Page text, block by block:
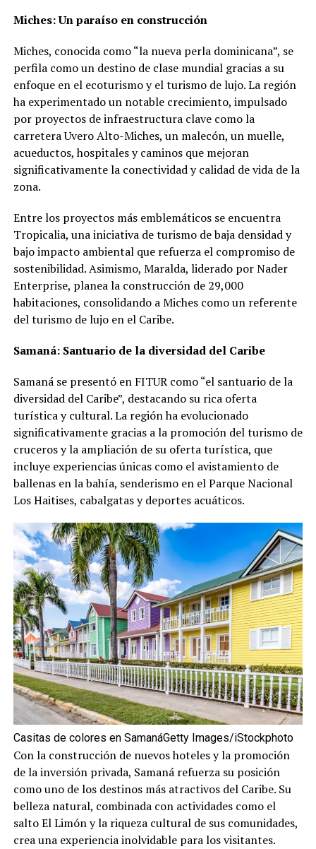
Miches: Un paraíso en construcción
Miches, conocida como “la nueva perla dominicana”, se
perfila como un destino de clase mundial gracias a su
enfoque en el ecoturismo y el turismo de lujo. La región
ha experimentado un notable crecimiento, impulsado
por proyectos de infraestructura clave como la
carretera Uvero Alto-Miches, un malecón, un muelle,
acueductos, hospitales y caminos que mejoran
significativamente la conectividad y calidad de vida de la
zona.
Entre los proyectos más emblemáticos se encuentra
Tropicalia, una iniciativa de turismo de baja densidad y
bajo impacto ambiental que refuerza el compromiso de
sostenibilidad. Asimismo, Maralda, liderado por Nader
Enterprise, planea la construcción de 29,000
habitaciones, consolidando a Miches como un referente
del turismo de lujo en el Caribe.
Samaná: Santuario de la diversidad del Caribe
Samaná se presentó en FITUR como “el santuario de la
diversidad del Caribe”, destacando su rica oferta
turística y cultural. La región ha evolucionado
significativamente gracias a la promoción del turismo de
cruceros y la ampliación de su oferta turística, que
incluye experiencias únicas como el avistamiento de
ballenas en la bahía, senderismo en el Parque Nacional
Los Haitises, cabalgatas y deportes acuáticos.
Casitas de colores en SamanáGetty Images/iStockphoto
Con la construcción de nuevos hoteles y la promoción
de la inversión privada, Samaná refuerza su posición
como uno de los destinos más atractivos del Caribe. Su
belleza natural, combinada con actividades como el
salto El Limón y la riqueza cultural de sus comunidades,
crea una experiencia inolvidable para los visitantes.